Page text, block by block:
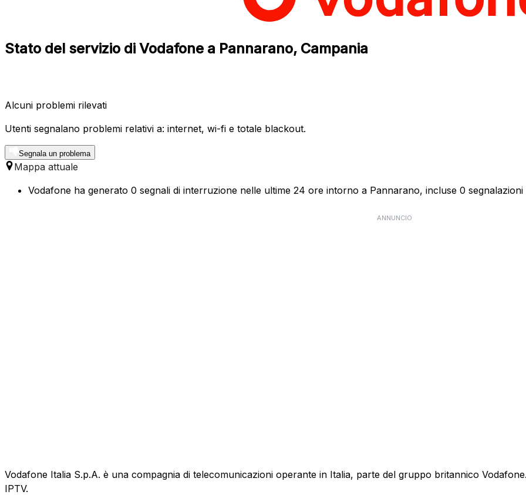
Stato del servizio di Vodafone a Pannarano, Campania
Alcuni problemi rilevati
Utenti segnalano problemi relativi a: internet, wi-fi e totale blackout.
Segnala un problema
Mappa attuale
Vodafone ha generato 0 segnali di interruzione nelle ultime 24 ore intorno a Pannarano, incluse 0 segnalazioni
ANNUNCIO
Vodafone Italia S.p.A. è una compagnia di telecomunicazioni operante in Italia, parte del gruppo britannico
IPTV.